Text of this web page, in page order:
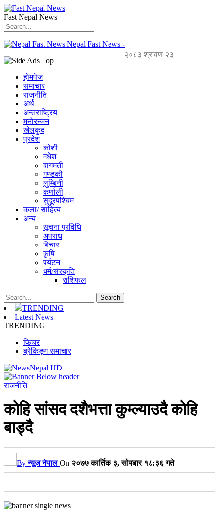
Fast Nepal News
Nepal Fast News -
२०८३ श्रावण २३
होमपेज
समाचार
राजनीति
अर्थ
अन्तराष्ट्रिय
मनोरन्जन
खेलकुद
प्रदेश
कोशी
मधेश
बागमती
गण्डकी
लुम्बिनी
कर्णाली
सुदूरपश्चिम
कला/ साहित्य
अन्य
सूचना प्रविधि
अपराध
बिचार
कृषि
पर्यटन
धर्म/संस्कृति
राशिफल
TRENDING
Latest News
TRENDING
फिचर
ब्रेकिङ्ग समाचार
राजनीति
कोहि सांसद दशैभत्ता कुम्ल्याउदै कोहि
बाड्दै
Byन्यूज नेपाल On २०७७ कार्तिक ३, सोमबार १८:३६ गते